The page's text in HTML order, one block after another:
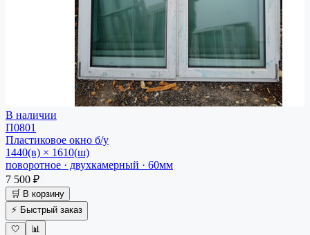
В наличии
П0801
Пластиковое окно б/у
1440(в) × 1610(ш)
поворотное · двухкамерный · 60мм
7 500 ₽
🛒 В корзину
⚡ Быстрый заказ
🤍
📊